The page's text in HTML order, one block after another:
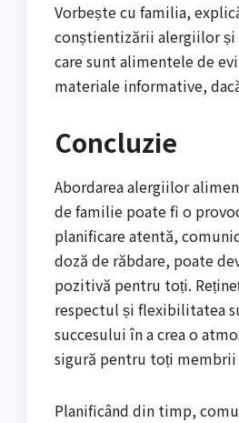
Vorbește cu familia,
conștientizării alergiilor și
care sunt alimentele de
materiale informative,
Concluzie
Abordarea alergiilor
de familie poate fi o
planificare atentă,
doză de răbdare, poate
pozitivă pentru toți.
respectul și flexibilitatea
succesului în a crea o
sigură pentru toți
Planificând din timp,